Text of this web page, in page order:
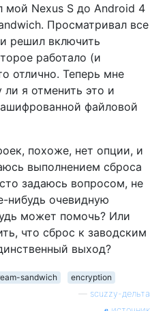
мой Nexus S до Android 4
Просматривал все
решил включить
работало (и
отлично. Теперь мне
ли я отменить это и
файловой
похоже, нет опции, и
выполнением сброса
задаюсь вопросом, не
нибудь очевидную
может помочь? Или
что сброс к заводским
выход?
sandwich
encryption
scuzzy-дельта